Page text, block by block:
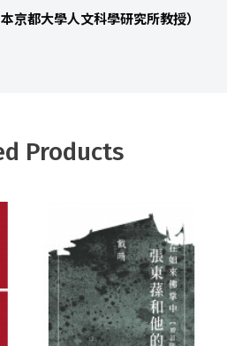
京都大學人文科學研究所教授）
Products